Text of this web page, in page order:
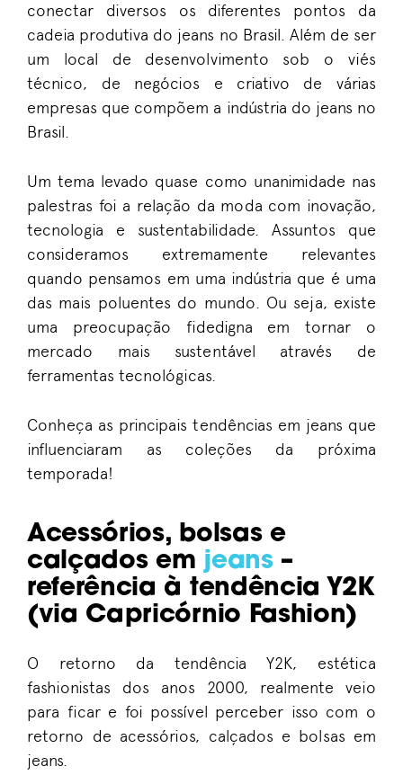
conectar diversos os diferentes pontos da
cadeia produtiva do jeans no Brasil. Além de ser
um local de desenvolvimento sob o viés
técnico, de negócios e criativo de várias
empresas que compõem a indústria do jeans no
Brasil.
Um tema levado quase como unanimidade nas
palestras foi a relação da moda com inovação,
tecnologia e sustentabilidade. Assuntos que
consideramos extremamente relevantes
quando pensamos em uma indústria que é uma
das mais poluentes do mundo. Ou seja, existe
uma preocupação fidedigna em tornar o
mercado mais sustentável através de
ferramentas tecnológicas.
Conheça as principais tendências em jeans que
influenciaram as coleções da próxima
temporada!
Acessórios, bolsas e
calçados em jeans–
referência à tendência Y2K
(via Capricórnio Fashion)
O retorno da tendência Y2K, estética
fashionistas dos anos 2000, realmente veio
para ficar e foi possível perceber isso com o
retorno de acessórios, calçados e bolsas em
jeans.